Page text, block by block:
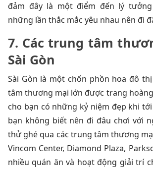
đảm đây là một điểm đến lý
những lần thắc mắc yêu nhau nên đi
7. Các trung tâm
Sài Gòn
Sài Gòn là một chốn phồn hoa đô
tâm thương mại lớn được trang
cho bạn có những kỷ niệm đẹp khi
bạn không biết nên đi đâu chơi với
thử ghé qua các trung tâm thương
Vincom Center, Diamond Plaza,
nhiều quán ăn và hoạt động giải trí